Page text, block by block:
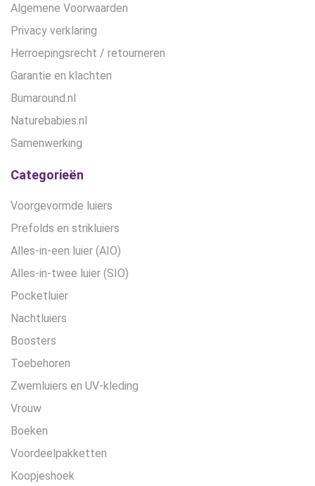
Algemene Voorwaarden
Privacy verklaring
Herroepingsrecht / retourneren
Garantie en klachten
Bumaround.nl
Naturebabies.nl
Samenwerking
Categorieën
Voorgevormde luiers
Prefolds en strikluiers
Alles-in-een luier (AIO)
Alles-in-twee luier (SIO)
Pocketluier
Nachtluiers
Boosters
Toebehoren
Zwemluiers en UV-kleding
Vrouw
Boeken
Voordeelpakketten
Koopjeshoek